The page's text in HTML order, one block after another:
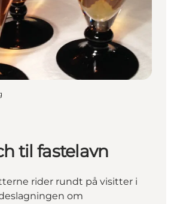
til fastelavn
rider rundt på visitter i
om